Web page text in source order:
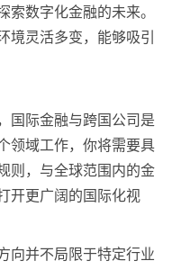
索数字化金融的未来。
境灵活多变，能够吸引
国际金融与跨国公司是
领域工作，你将需要具
则，与全球范围内的金
开更广阔的国际化视
向并不局限于特定行业